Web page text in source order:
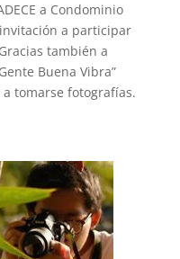
a Condominio
invitación a participar
también a
Buena Vibra”
tomarse fotografías.